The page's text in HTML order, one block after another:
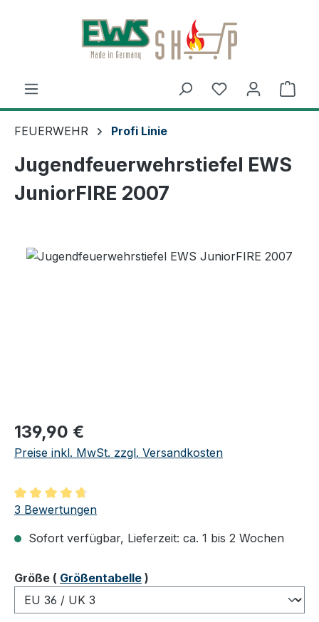
Zum Hauptinhalt springen
FEUERWEHR Profi Linie
Jugendfeuerwehrstiefel EWS
JuniorFIRE 2007
Regulärer Preis:
139,90 €
Preise inkl. MwSt. zzgl. Versandkosten
Durchschnittliche Bewertung von 4.67 von 5 Sternen
3 Bewertungen
Sofort verfügbar, Lieferzeit: ca. 1 bis 2 Wochen
Größeauswählen
( Größentabelle )